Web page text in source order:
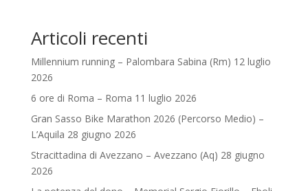
Articoli recenti
Millennium running – Palombara Sabina (Rm) 12 luglio
2026
6 ore di Roma – Roma 11 luglio 2026
Gran Sasso Bike Marathon 2026 (Percorso Medio) –
L’Aquila 28 giugno 2026
Stracittadina di Avezzano – Avezzano (Aq) 28 giugno
2026